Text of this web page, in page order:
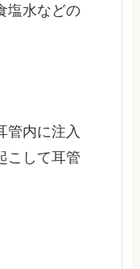
塩水などの
管内に注入
こして耳管